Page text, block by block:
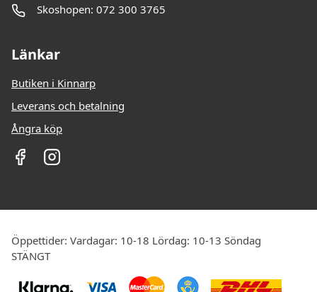
Skoshopen: 072 300 3765
Länkar
Butiken i Kinnarp
Leverans och betalning
Ångra köp
Öppettider: Vardagar: 10-18 Lördag: 10-13 Söndag
STÄNGT